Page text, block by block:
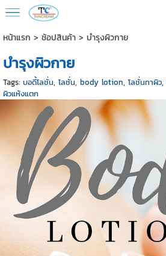
หน้าแรก > ช้อปสินค้า> บำรุงผิวกาย
บำรุงผิวกาย
Tags: บอดี้โลชั่น, โลชั่น, body lotion, โลชั่นทาผิว,
ผิวแห้งแตก